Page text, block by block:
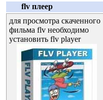
flv плеер
для просмотра скаченного
фильма flv необходимо
установить flv player